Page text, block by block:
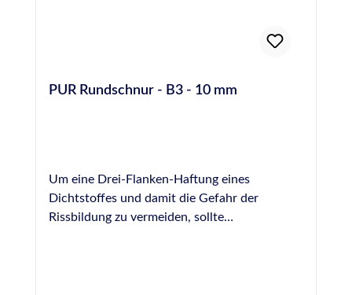
PUR Rundschnur - B3 - 10 mm
Um eine Drei-Flanken-Haftung eines
Dichtstoffes und damit die Gefahr der
Rissbildung zu vermeiden, sollte